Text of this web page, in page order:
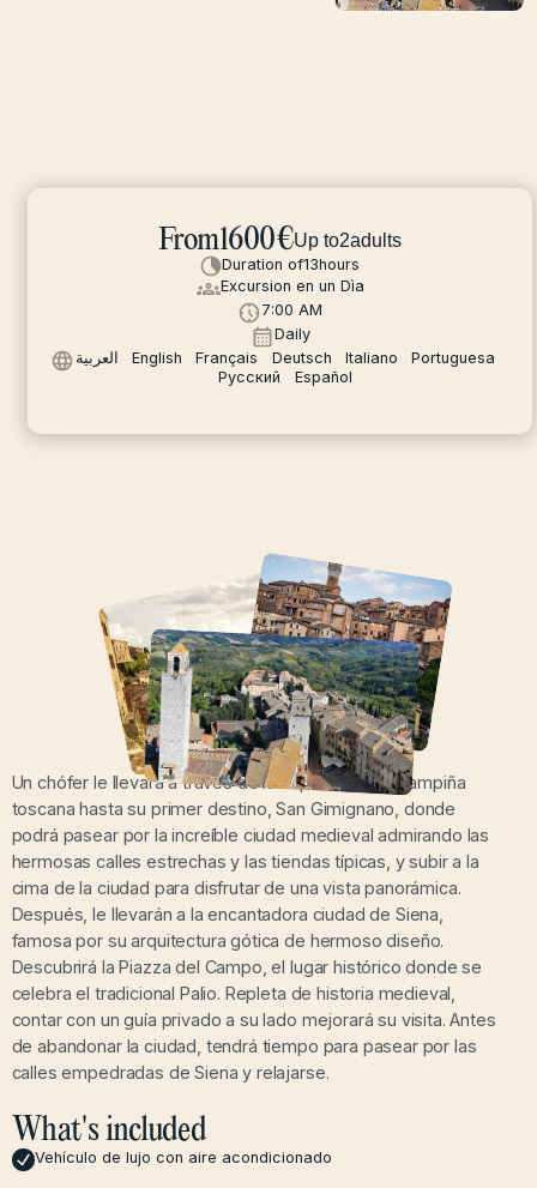
From1600€Up to2adults
Duration of13hours
Excursion en un Dìa
7:00 AM
Daily
العربية
English Français Deutsch Italiano
Portuguesa
Русский
Español
Un chófer le llevará a través de la impresionante campiña
toscana hasta su primer destino, San Gimignano, donde
podrá pasear por la increíble ciudad medieval admirando las
hermosas calles estrechas y las tiendas típicas, y subir a la
cima de la ciudad para disfrutar de una vista panorámica.
Después, le llevarán a la encantadora ciudad de Siena,
famosa por su arquitectura gótica de hermoso diseño.
Descubrirá la Piazza del Campo, el lugar histórico donde se
celebra el tradicional Palio. Repleta de historia medieval,
contar con un guía privado a su lado mejorará su visita. Antes
de abandonar la ciudad, tendrá tiempo para pasear por las
calles empedradas de Siena y relajarse.
What's included
Vehículo de lujo con aire acondicionado